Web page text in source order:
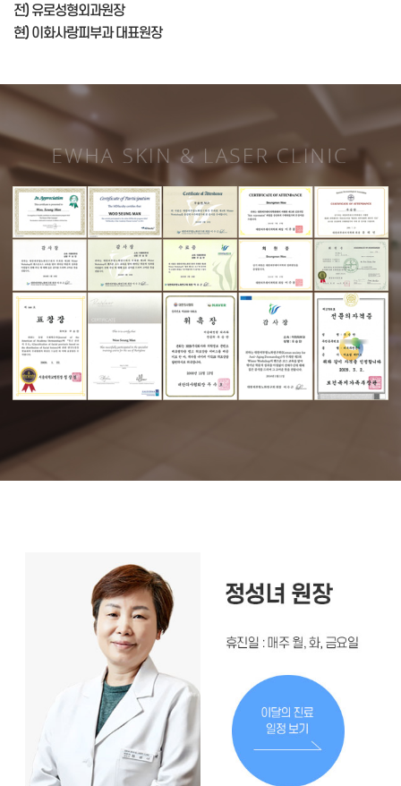
전) 유로성형외과원장
현) 이화사랑피부과 대표원장